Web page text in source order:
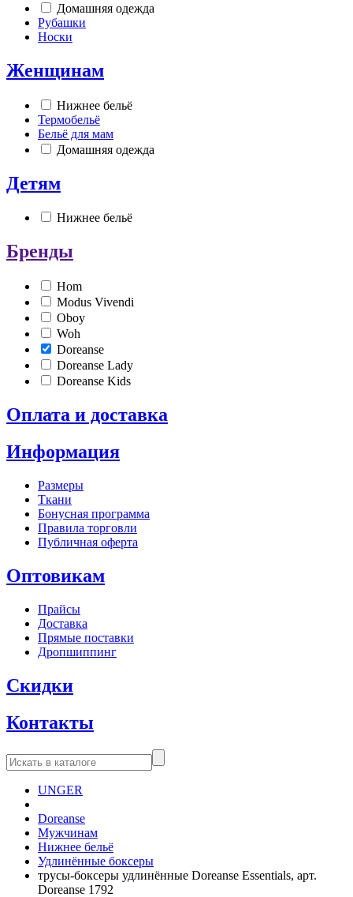
Домашняя одежда
Рубашки
Носки
Женщинам
Нижнее бельё
Термобельё
Бельё для мам
Домашняя одежда
Детям
Нижнее бельё
Бренды
Hom
Modus Vivendi
Oboy
Woh
Doreanse
Doreanse Lady
Doreanse Kids
Оплата и доставка
Информация
Размеры
Ткани
Бонусная программа
Правила торговли
Публичная оферта
Оптовикам
Прайсы
Доставка
Прямые поставки
Дропшиппинг
Скидки
Контакты
UNGER
Doreanse
Мужчинам
Нижнее бельё
Удлинённые боксеры
трусы-боксеры удлинённые Doreanse Essentials, арт.
Doreanse 1792